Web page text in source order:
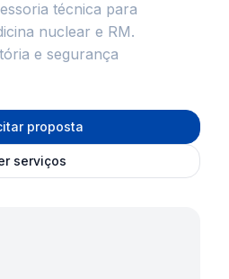
técnica para
nuclear e RM.
e segurança
proposta
serviços